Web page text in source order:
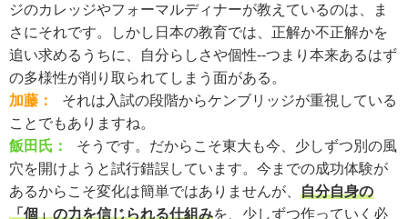
ジのカレッジやフォーマルディナーが教えているのは、ま
さにそれです。しかし日本の教育では、正解か不正解かを
追い求めるうちに、自分らしさや個性--つまり本来あるはず
の多様性が削り取られてしまう面がある。
加藤：
それは入試の段階からケンブリッジが重視している
ことでもありますね。
飯田氏：
そうです。だからこそ東大も今、少しずつ別の風
穴を開けようと試行錯誤しています。今までの成功体験が
あるからこそ変化は簡単ではありませんが、 自分自身の
「個」の力を信じられる仕組みを、少しずつ作っていく必